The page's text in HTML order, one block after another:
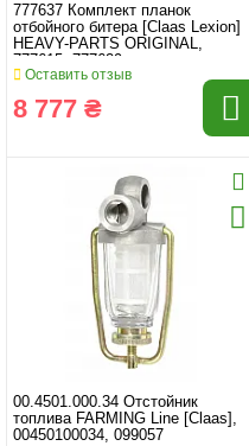
777637 Комплект планок
отбойного битера [Claas Lexion]
HEAVY-PARTS ORIGINAL,
777615, 777629
Оставить отзыв
8 777 ₴
00.4501.000.34 Отстойник
топлива FARMING Line [Claas],
00450100034, 099057